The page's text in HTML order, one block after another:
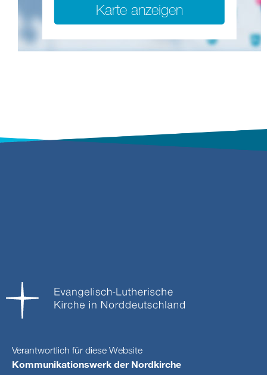
Karte anzeigen
Verantwortlich für diese Website
Kommunikationswerk der Nordkirche